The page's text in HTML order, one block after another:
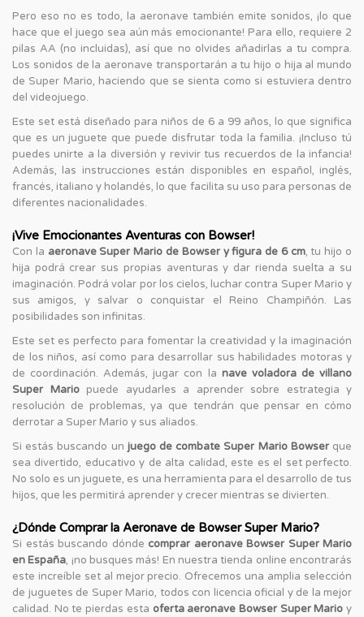
Pero eso no es todo, la aeronave también emite sonidos, ¡lo que
hace que el juego sea aún más emocionante! Para ello, requiere 2
pilas AA (no incluidas), así que no olvides añadirlas a tu compra.
Los sonidos de la aeronave transportarán a tu hijo o hija al mundo
de Super Mario, haciendo que se sienta como si estuviera dentro
del videojuego.
Este set está diseñado para niños de 6 a 99 años, lo que significa
que es un juguete que puede disfrutar toda la familia. ¡Incluso tú
puedes unirte a la diversión y revivir tus recuerdos de la infancia!
Además, las instrucciones están disponibles en español, inglés,
francés, italiano y holandés, lo que facilita su uso para personas de
diferentes nacionalidades.
¡Vive Emocionantes Aventuras con Bowser!
Con la aeronave Super Mario de Bowser y figura de 6 cm, tu hijo o
hija podrá crear sus propias aventuras y dar rienda suelta a su
imaginación. Podrá volar por los cielos, luchar contra Super Mario y
sus amigos, y salvar o conquistar el Reino Champiñón. Las
posibilidades son infinitas.
Este set es perfecto para fomentar la creatividad y la imaginación
de los niños, así como para desarrollar sus habilidades motoras y
de coordinación. Además, jugar con la nave voladora de villano
Super Mariopuede ayudarles a aprender sobre estrategia y
resolución de problemas, ya que tendrán que pensar en cómo
derrotar a Super Mario y sus aliados.
Si estás buscando un juego de combate Super Mario Bowserque
sea divertido, educativo y de alta calidad, este es el set perfecto.
No solo es un juguete, es una herramienta para el desarrollo de tus
hijos, que les permitirá aprender y crecer mientras se divierten.
¿Dónde Comprar la Aeronave de Bowser Super Mario?
Si estás buscando dónde comprar aeronave Bowser Super Mario
en España, ¡no busques más! En nuestra tienda online encontrarás
este increíble set al mejor precio. Ofrecemos una amplia selección
de juguetes de Super Mario, todos con licencia oficial y de la mejor
calidad. No te pierdas esta oferta aeronave Bowser Super Mario y